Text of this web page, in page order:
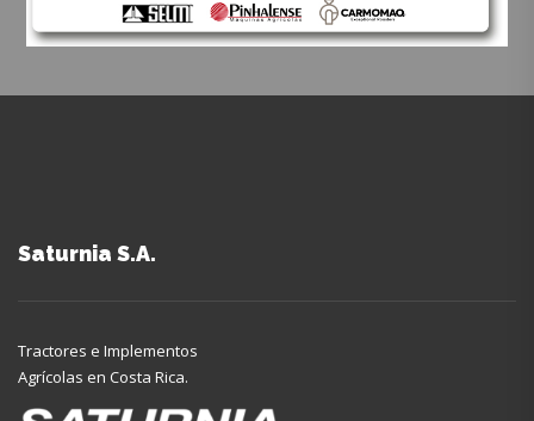
Saturnia S.A.
Tractores e Implementos
Agrícolas en Costa Rica.